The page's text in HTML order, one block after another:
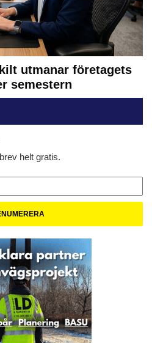
utmanar företagets
semestern
helt gratis.